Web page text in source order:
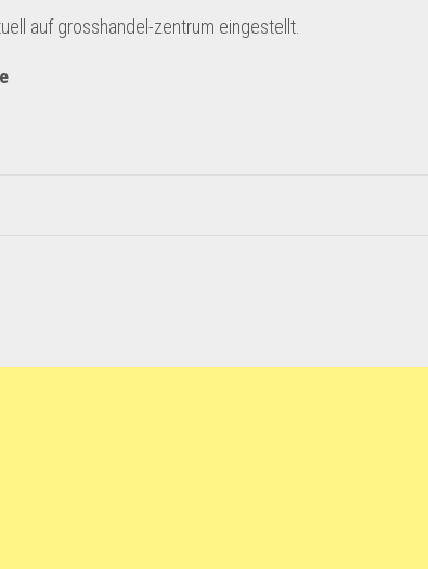
auf grosshandel-zentrum eingestellt.